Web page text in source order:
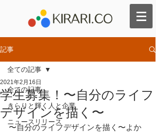
記事
全ての記事
きらりと輝く人と企業
ニュースリリース
全ての記事
学生募集！〜自分のライフ
デザインを描く〜
2021年2月16日
〜自分のライフデザインを描く〜よか